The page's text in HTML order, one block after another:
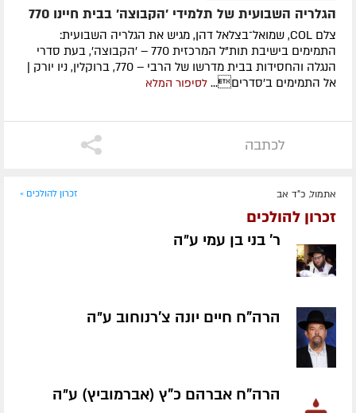
הגלריה השבועית של תלמידי 'הקבוצה' בבית חיינו 770
צלם COL, שמואל־בצלאל דהן, מגיש את הגלריה השבועית:
התמימים בישיבת תות"ל המרכזית 770 – 'הקבוצה', בעת סדרי
הנגלה והחסידות בבית מדרשו של הרבי – 770, ברוקלין, ניו יורק |
אל התמימים ב'סדרים... לסיפור המלא
לכתבה
אתמול, כ"ד אב זכרון להולכים »
זכרון להולכים
ר' בני בן עמי ע״ה
הרה"ח חיים יונה צ'רנוחוב ע״ה
הרה"ח אברהם כ"ץ (אברמוביץ) ע״ה